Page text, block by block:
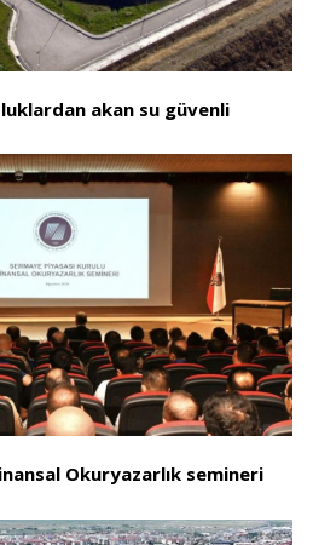
akan su güvenli
Okuryazarlık semineri